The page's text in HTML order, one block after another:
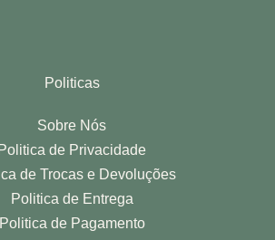
Politicas
Sobre Nós
Politica de Privacidade
de Trocas e Devoluções
Politica de Entrega
Politica de Pagamento